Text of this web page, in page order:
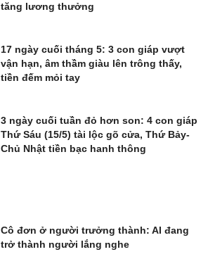
tăng lương thưởng
17 ngày cuối tháng 5: 3 con giáp vượt
vận hạn, âm thầm giàu lên trông thấy,
tiền đếm mỏi tay
3 ngày cuối tuần đỏ hơn son: 4 con giáp
Thứ Sáu (15/5) tài lộc gõ cửa, Thứ Bảy-
Chủ Nhật tiền bạc hanh thông
Cô đơn ở người trưởng thành: AI đang
trở thành người lắng nghe